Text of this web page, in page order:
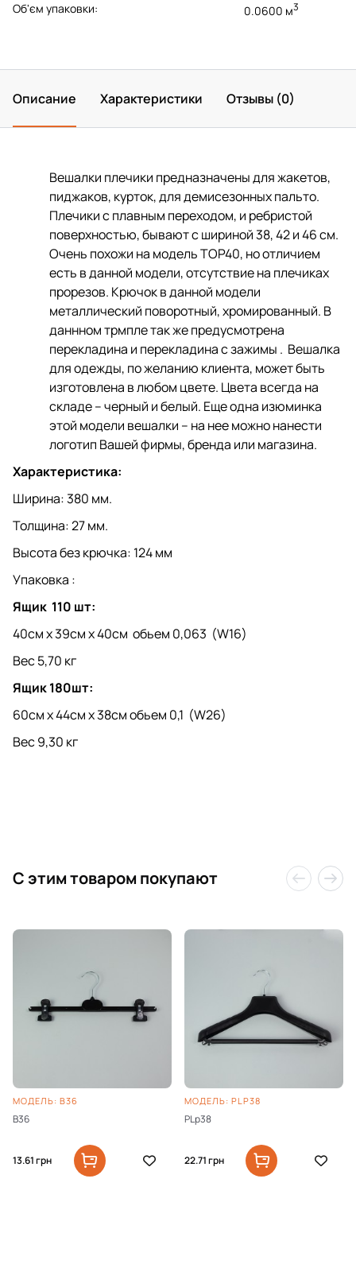
Об'єм упаковки:
0.0600 м3
Описание Характеристики Отзывы (0)
Вешалки плечики предназначены для жакетов,
пиджаков, курток, для демисезонных пальто.
Плечики с плавным переходом, и ребристой
поверхностью, бывают с шириной 38, 42 и 46 см.
Очень похожи на модель TOP40, но отличием
есть в данной модели, отсутствие на плечиках
прорезов. Крючок в данной модели
металлический поворотный, хромированный. В
даннном трмпле так же предусмотрена
перекладина и перекладина с зажимы . Вешалка
для одежды, по желанию клиента, может быть
изготовлена в любом цвете. Цвета всегда на
складе – черный и белый. Еще одна изюминка
этой модели вешалки – на нее можно нанести
логотип Вашей фирмы, бренда или магазина.
Характеристика:
Ширина: 380 мм.
Толщина: 27 мм.
Высота без крючка: 124 мм
Упаковка :
Ящик 110 шт:
40см x 39см x 40см обьем 0,063 (W16)
Вес 5,70 кг
Ящик 180шт:
60см x 44см x 38см обьем 0,1 (W26)
Вес 9,30 кг
C этим товаром покупают
МОДЕЛЬ: B36
B36
13.61грн
МОДЕЛЬ: PLP38
PLp38
22.71грн